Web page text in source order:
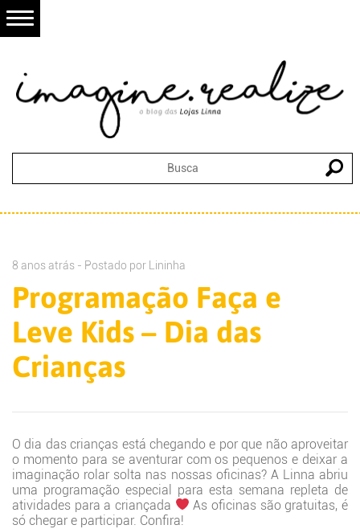
8 anos atrás - Postado por Lininha
Programação Faça e
Leve Kids – Dia das
Crianças
O dia das crianças está chegando e por que não aproveitar
o momento para se aventurar com os pequenos e deixar a
imaginação rolar solta nas nossas oficinas? A Linna abriu
uma programação especial para esta semana repleta de
atividades para a criançada
As oficinas são gratuitas, é
só chegar e participar. Confira!